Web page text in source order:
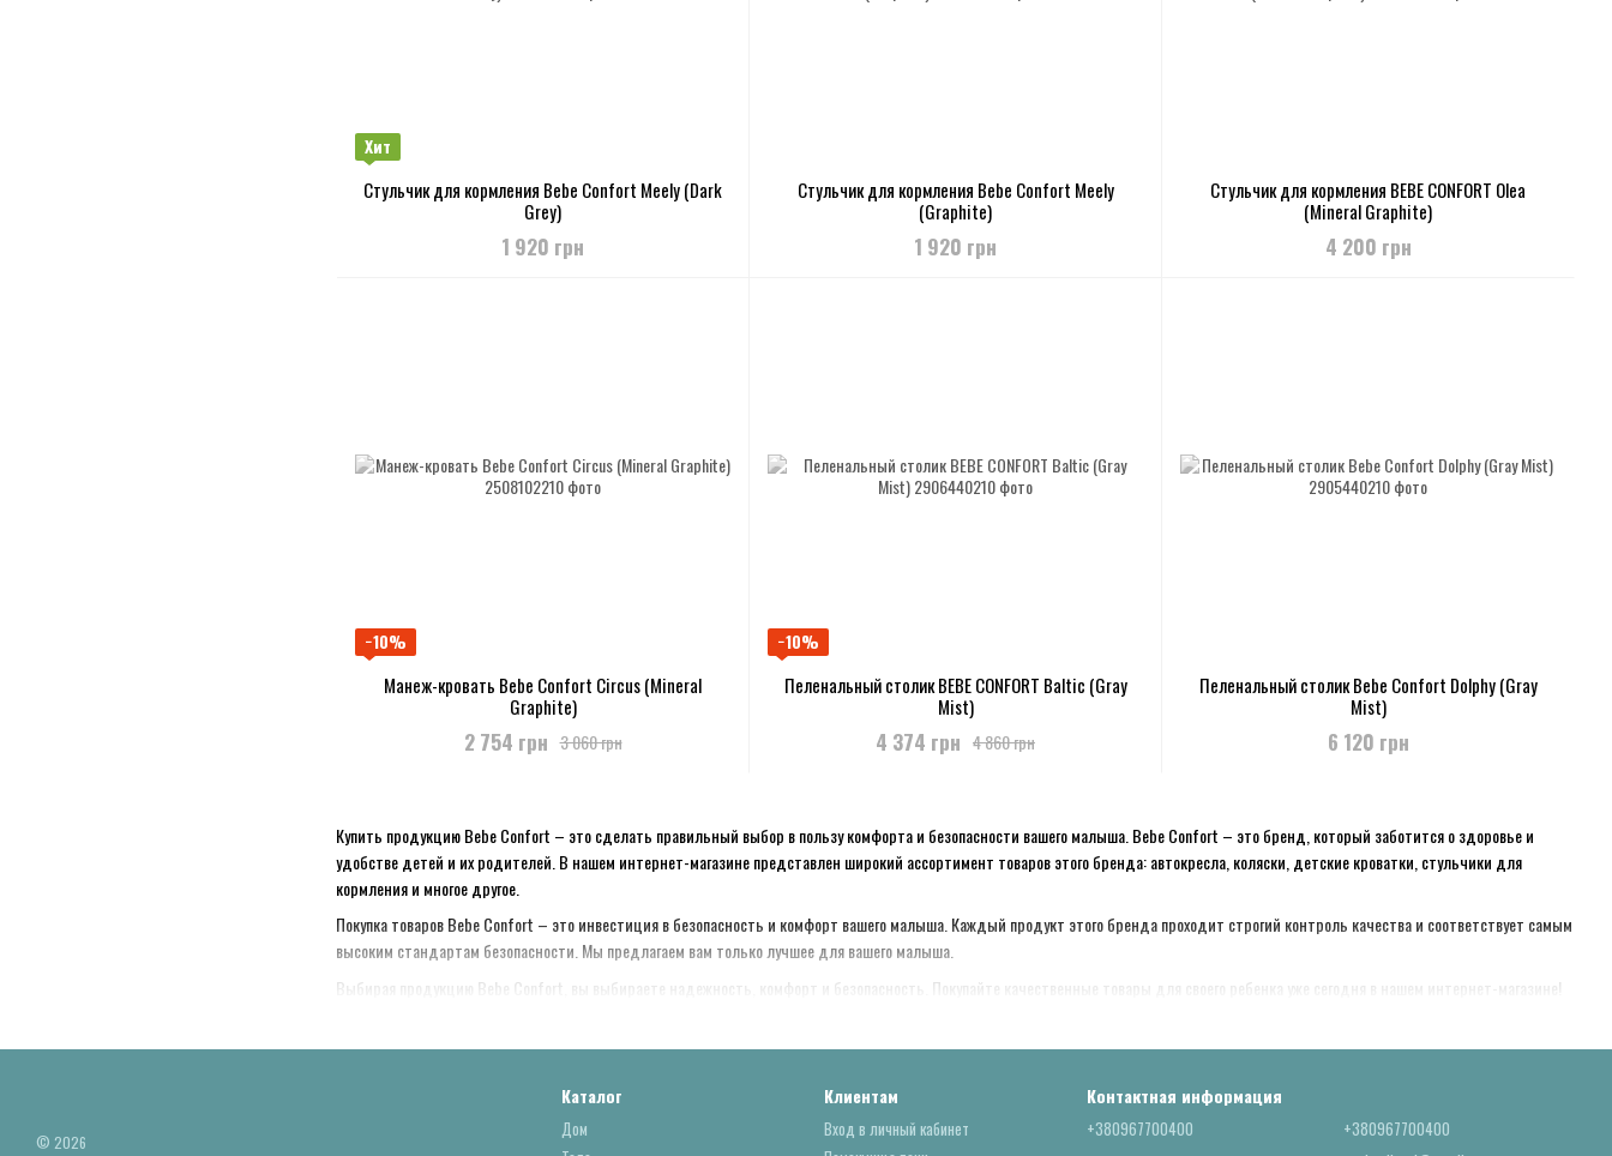
Купить продукцию Bebe Confort – это сделать правильный выбор в пользу комфорта и безопасности вашего малыша. Bebe Confort – это бренд, который заботится о здоровье и
удобстве детей и их родителей. В нашем интернет-магазине представлен широкий ассортимент товаров этого бренда: автокресла, коляски, детские кроватки, стульчики для
кормления и многое другое.
Покупка товаров Bebe Confort – это инвестиция в безопасность и комфорт вашего малыша. Каждый продукт этого бренда проходит строгий контроль качества и соответствует самым
высоким стандартам безопасности. Мы предлагаем вам только лучшее для вашего малыша.
Выбирая продукцию Bebe Confort, вы выбираете надежность, комфорт и безопасность. Покупайте качественные товары для своего ребенка уже сегодня в нашем интернет-магазине!
Хит
Стульчик для кормления Bebe Confort Meely (Dark
Grey)
1 920 грн
Стульчик для кормления Bebe Confort Meely
(Graphite)
1 920 грн
Стульчик для кормления BEBE CONFORT Olea
(Mineral Graphite)
4 200 грн
−10%
Манеж-кровать Bebe Confort Circus (Mineral
Graphite)
3 060 грн
2 754 грн
−10%
Пеленальный столик BEBE CONFORT Baltic (Gray
Mist)
4 860 грн
4 374 грн
Пеленальный столик Bebe Confort Dolphy (Gray
Mist)
6 120 грн
© 2026
Каталог
Дом
Клиентам
Вход в личный кабинет
Контактная информация
+380967700400
+380967700400